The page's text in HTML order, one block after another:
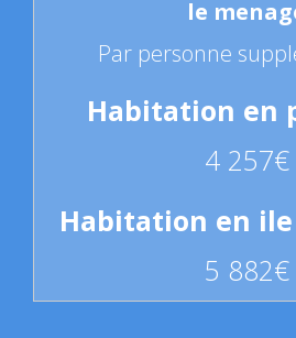
Par personne
4 257€
5 882€